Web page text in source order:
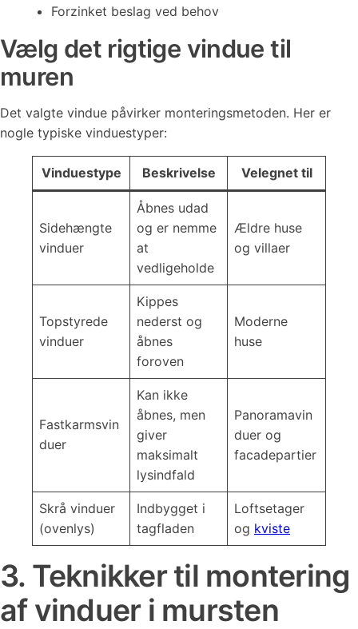
Forzinket beslag ved behov
Vælg det rigtige vindue til
muren
Det valgte vindue påvirker monteringsmetoden. Her er
nogle typiske vinduestyper:
Vinduestype Beskrivelse Velegnet til
Sidehængte
vinduer
Åbnes udad
og er nemme
at
vedligeholde
Ældre huse
og villaer
Topstyrede
vinduer
Kippes
nederst og
åbnes
foroven
Moderne
huse
Fastkarmsvin
duer
Kan ikke
åbnes, men
giver
maksimalt
lysindfald
Panoramavin
duer og
facadepartier
Skrå vinduer
(ovenlys)
Indbygget i
tagfladen
Loftsetager
og kviste
3. Teknikker til montering
af vinduer i mursten